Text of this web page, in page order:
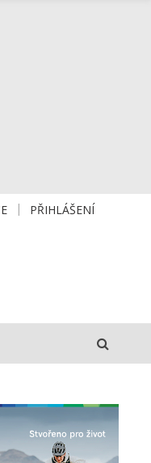
PŘIHLÁŠENÍ